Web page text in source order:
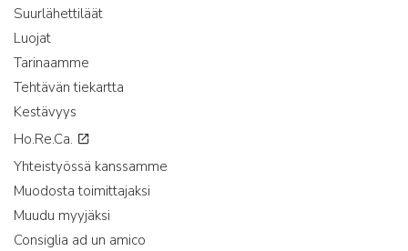
Suurlähettiläät
Luojat
Tarinaamme
Tehtävän tiekartta
Kestävyys
Ho.Re.Ca.
Yhteistyössä kanssamme
Muodosta toimittajaksi
Muudu myyjäksi
Consiglia ad un amico